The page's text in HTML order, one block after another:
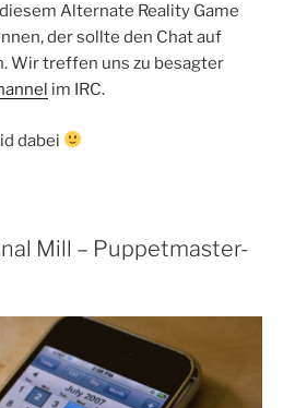
Alternate Reality Game
der sollte den Chat auf
Wir treffen uns zu besagter
im IRC.
dabei
Mill – Puppetmaster-